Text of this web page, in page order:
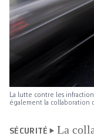
La lutte contre les
également la collaboration
SÉCURITÉ
La